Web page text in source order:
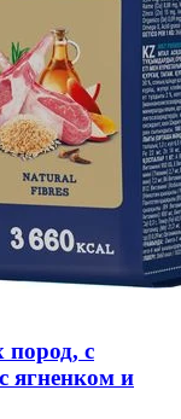
пород, с
ягненком и